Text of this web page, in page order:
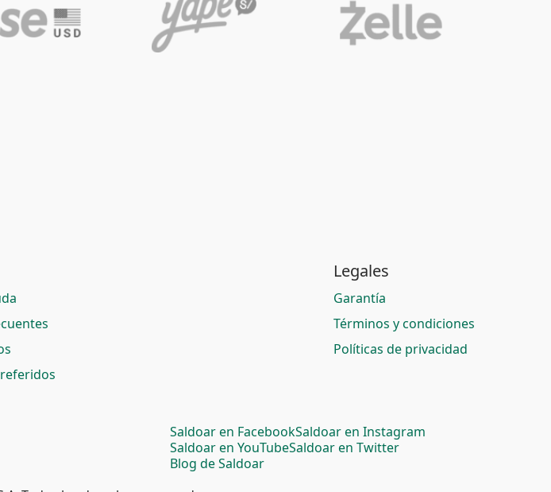
Legales
Garantía
Términos y condiciones
Políticas de privacidad
Saldoar en FacebookSaldoar en Instagram
Saldoar en YouTubeSaldoar en Twitter
Blog de Saldoar